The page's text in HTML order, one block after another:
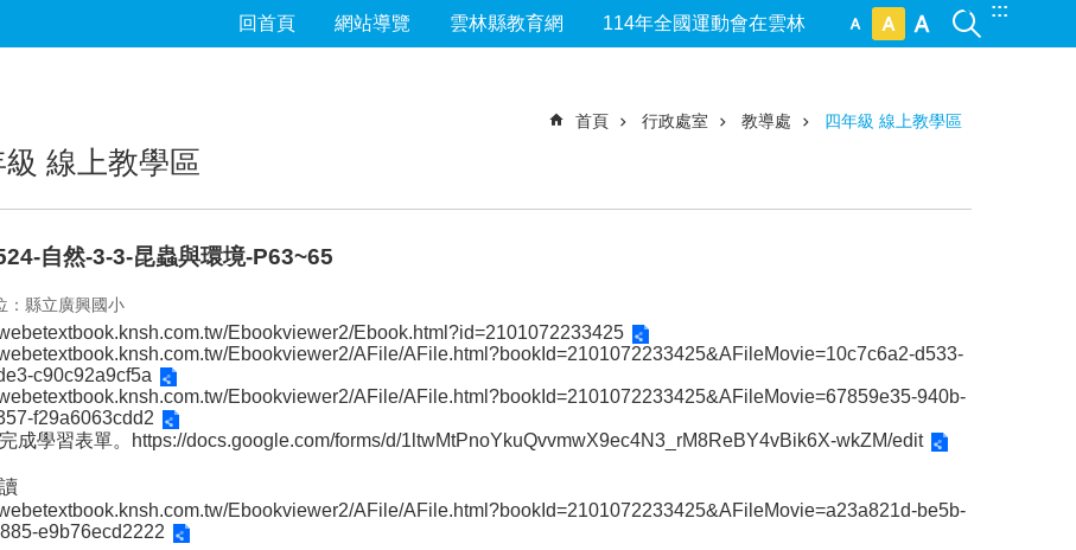
:::
回首頁 網站導覽 雲林縣教育網 114年全國運動會在雲林
首頁 行政處室 教導處 四年級 線上教學區
級 線上教學區
自然-3-3-昆蟲與環境-P63~65
：縣立廣興國小
Ebookviewer2/Ebook.html?id=2101072233425
Ebookviewer2/AFile/AFile.html?bookId=2101072233425&AFileMovie=10c7c6a2-d533-
c90c92a9cf5a
Ebookviewer2/AFile/AFile.html?bookId=2101072233425&AFileMovie=67859e35-940b-
f29a6063cdd2
成學習表單。
https://docs.google.com/forms/d/1ltwMtPnoYkuQvvmwX9ec4N3_rM8ReBY4vBik6X-wkZM/edit
Ebookviewer2/AFile/AFile.html?bookId=2101072233425&AFileMovie=a23a821d-be5b-
e9b76ecd2222